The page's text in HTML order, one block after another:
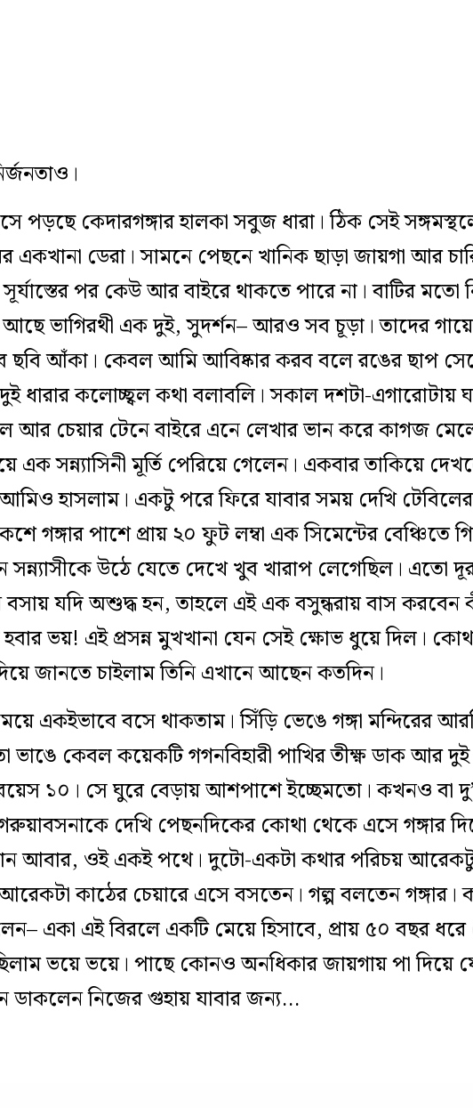
পড়ছে কেদারগঙ্গার হালকা সবুজ ধারা। ঠিক সেই
ডেরা। সামনে পেছনে খানিক ছাড়া জায়গা আর
পর কেউ আর বাইরে থাকতে পারে না। বাটির মতো
আছে ভাগিরথী এক দুই, সুদর্শন– আরও সব চূড়া। তাদের
ছবি আঁকা। কেবল আমি আবিষ্কার করব বলে রঙের ছাপ
ধারার কলোচ্ছ্বল কথা বলাবলি। সকাল দশটা-এগারোটায়
আর চেয়ার টেনে বাইরে এনে লেখার ভান করে কাগজ
সন্ন্যাসিনী মূর্তি পেরিয়ে গেলেন। একবার তাকিয়ে
আমিও হাসলাম। একটু পরে ফিরে যাবার সময় দেখি
গঙ্গার পাশে প্রায় ২০ ফুট লম্বা এক সিমেন্টের বেঞ্চিতে
সন্ন্যাসীকে উঠে যেতে দেখে খুব খারাপ লেগেছিল। এতো
বসায় যদি অশুদ্ধ হন, তাহলে এই এক বসুন্ধরায় বাস
ভয়! এই প্রসন্ন মুখখানা যেন সেই ক্ষোভ ধুয়ে দিল।
জানতে চাইলাম তিনি এখানে আছেন কতদিন।
একইভাবে বসে থাকতাম। সিঁড়ি ভেঙে গঙ্গা মন্দিরের
ভাঙে কেবল কয়েকটি গগনবিহারী পাখির তীক্ষ্ণ ডাক আর
বয়েস ১০। সে ঘুরে বেড়ায় আশপাশে ইচ্ছেমতো। কখনও বা
দেখি পেছনদিকের কোথা থেকে এসে গঙ্গার
আবার, ওই একই পথে। দুটো-একটা কথার পরিচয়
কাঠের চেয়ারে এসে বসতেন। গল্প বলতেন গঙ্গার।
একা এই বিরলে একটি মেয়ে হিসাবে, প্রায় ৫০ বছর
ভয়ে ভয়ে। পাছে কোনও অনধিকার জায়গায় পা
ডাকলেন নিজের গুহায় যাবার জন্য…